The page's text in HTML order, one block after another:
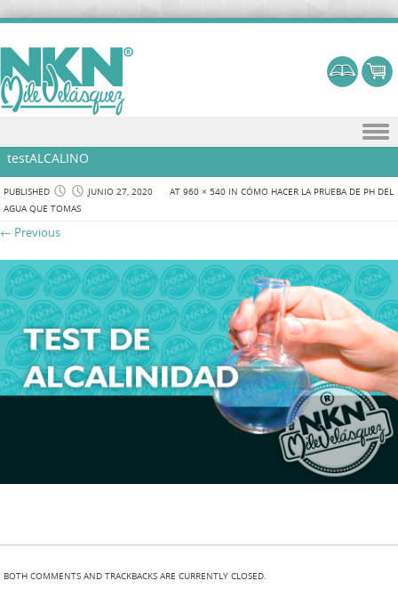
Skip to content
testALCALINO
PUBLISHED JUNIO 27, 2020 AT 960 × 540 IN CÓMO HACER LA PRUEBA DE PH DEL
AGUA QUE TOMAS
← Previous
BOTH COMMENTS AND TRACKBACKS ARE CURRENTLY CLOSED.